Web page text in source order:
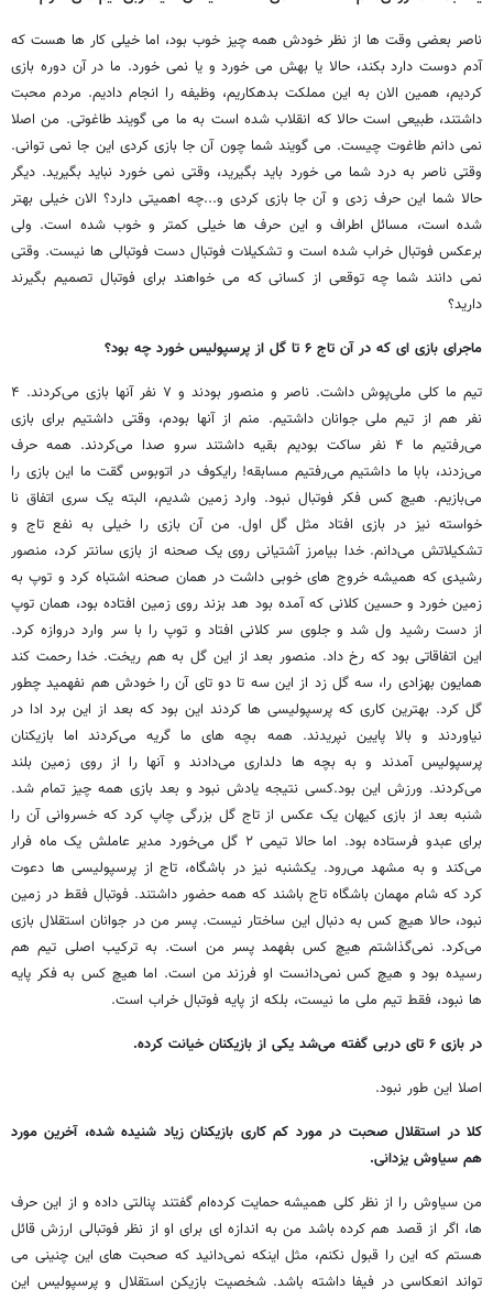
ناصر بعضی وقت ها از نظر خودش همه چیز خوب بود، اما خیلی کار ها هست که
آدم دوست دارد بکند، حالا یا بهش می خورد و یا نمی خورد. ما در آن دوره بازی
کردیم، همین الان به این مملکت بدهکاریم، وظیفه را انجام دادیم. مردم محبت
داشتند، طبیعی است حالا که انقلاب شده است به ما می گویند طاغوتی. من اصلا
نمی دانم طاغوت چیست. می گویند شما چون آن جا بازی کردی این جا نمی توانی.
وقتی ناصر به درد شما می خورد باید بگیرید، وقتی نمی خورد نباید بگیرید. دیگر
حالا شما این حرف زدی و آن جا بازی کردی و...چه اهمیتی دارد؟ الان خیلی بهتر
شده است، مسائل اطراف و این حرف ها خیلی کمتر و خوب شده است. ولی
برعکس فوتبال خراب شده است و تشکیلات فوتبال دست فوتبالی ها نیست. وقتی
نمی دانند شما چه توقعی از کسانی که می خواهند برای فوتبال تصمیم بگیرند
دارید؟
ماجرای بازی ای که در آن تاج ۶ تا گل از پرسپولیس خورد چه بود؟
تیم ما کلی ملی‌پوش داشت. ناصر و منصور بودند و ۷ نفر آنها بازی می‌کردند. ۴
نفر هم از تیم ملی جوانان داشتیم. منم از آنها بودم، وقتی داشتیم برای بازی
می‌رفتیم ما ۴ نفر ساکت بودیم بقیه داشتند سرو صدا می‌کردند. همه حرف
می‌زدند، بابا ما داشتیم می‌رفتیم مسابقه! رایکوف در اتوبوس گقت ما این بازی را
می‌بازیم. هیچ کس فکر فوتبال نبود. وارد زمین شدیم، البته یک سری اتفاق نا
خواسته نیز در بازی افتاد مثل گل اول. من آن بازی را خیلی به نفع تاج و
تشکیلاتش می‌دانم. خدا بیامرز آشتیانی روی یک صحنه از بازی سانتر کرد، منصور
رشیدی که همیشه خروج های خوبی داشت در همان صحنه اشتباه کرد و توپ به
زمین خورد و حسین کلانی که آمده بود هد بزند روی زمین افتاده بود، همان توپ
از دست رشید ول شد و جلوی سر کلانی افتاد و توپ را با سر وارد دروازه کرد.
این اتفاقاتی بود که رخ داد. منصور بعد از این گل به هم ریخت. خدا رحمت کند
همایون بهزادی را، سه گل زد از این سه تا دو تای آن را خودش هم نفهمید چطور
گل کرد. بهترین کاری که پرسپولیسی ها کردند این بود که بعد از این برد ادا در
نیاوردند و بالا پایین نپریدند. همه بچه های ما گریه می‌کردند اما بازیکنان
پرسپولیس آمدند و به بچه ها دلداری می‌دادند و آنها را از روی زمین بلند
می‌کردند. ورزش این بود.کسی نتیجه یادش نبود و بعد بازی همه چیز تمام شد.
شنبه بعد از بازی کیهان یک عکس از تاج گل بزرگی چاپ کرد که خسروانی آن را
برای عبدو فرستاده بود. اما حالا تیمی ۲ گل می‌خورد مدیر عاملش یک ماه فرار
می‌کند و به مشهد می‌رود. یکشنبه نیز در باشگاه، تاج از پرسپولیسی ها دعوت
کرد که شام مهمان باشگاه تاج باشند که همه حضور داشتند. فوتبال فقط در زمین
نبود، حالا هیچ کس به دنبال این ساختار نیست. پسر من در جوانان استقلال بازی
می‌کرد. نمی‌گذاشتم هیچ کس بفهمد پسر من است. به ترکیب اصلی تیم هم
رسیده بود و هیچ کس نمی‌دانست او فرزند من است. اما هیچ کس به فکر پایه
ها نبود، فقط تیم ملی ما نیست، بلکه از پایه فوتبال خراب است.
در بازی ۶ تای دربی گفته می‌شد یکی از بازیکنان خیانت کرده.
اصلا این طور نبود.
کلا در استقلال صحبت در مورد کم کاری بازیکنان زیاد شنیده شده، آخرین مورد
هم سیاوش یزدانی.
من سیاوش را از نظر کلی همیشه حمایت کرده‌ام گفتند پنالتی داده و از این حرف
ها، اگر از قصد هم کرده باشد من به اندازه ای برای او از نظر فوتبالی ارزش قائل
هستم که این را قبول نکنم، مثل اینکه نمی‌دانید که صحبت های این چنینی می
تواند انعکاسی در فیفا داشته باشد. شخصیت بازیکن استقلال و پرسپولیس این